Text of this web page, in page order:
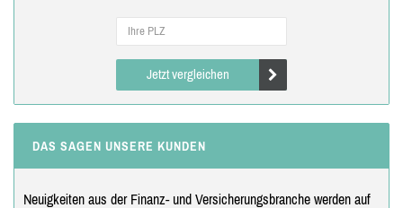
Jetzt vergleichen
DAS SAGEN UNSERE KUNDEN
Neuigkeiten aus der Finanz- und Versicherungsbranche werden auf